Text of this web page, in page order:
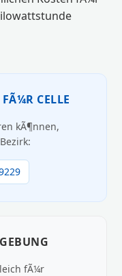
CELLE
kÃ¶nnen,
fÃ¼r